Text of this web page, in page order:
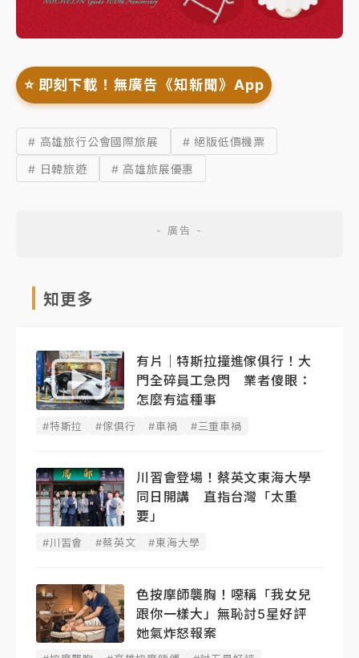
⭐️ 即刻下載！無廣告《知新聞》App
# 高雄旅行公會國際旅展
# 絕版低價機票
# 日韓旅遊
# 高雄旅展優惠
知更多
有片｜特斯拉撞進傢俱行！大
門全碎員工急閃 業者傻眼：
怎麼有這種事
#特斯拉 #傢俱行 #車禍 #三重車禍
川習會登場！蔡英文東海大學
同日開講 直指台灣「太重
要」
#川習會 #蔡英文 #東海大學
色按摩師襲胸！噁稱「我女兒
跟你一樣大」無恥討5星好評
她氣炸怒報案